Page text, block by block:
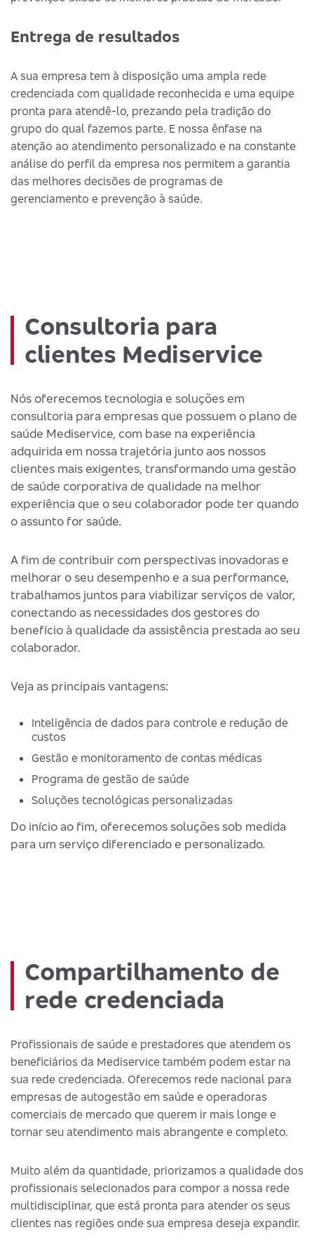
Entrega de resultados
A sua empresa tem à disposição uma ampla rede
credenciada com qualidade reconhecida e uma equipe
pronta para atendê-lo, prezando pela tradição do
grupo do qual fazemos parte. E nossa ênfase na
atenção ao atendimento personalizado e na constante
análise do perfil da empresa nos permitem a garantia
das melhores decisões de programas de
gerenciamento e prevenção à saúde.
Consultoria para
clientes Mediservice
Nós oferecemos tecnologia e soluções em
consultoria para empresas que possuem o plano de
saúde Mediservice, com base na experiência
adquirida em nossa trajetória junto aos nossos
clientes mais exigentes, transformando uma gestão
de saúde corporativa de qualidade na melhor
experiência que o seu colaborador pode ter quando
o assunto for saúde.
A fim de contribuir com perspectivas inovadoras e
melhorar o seu desempenho e a sua performance,
trabalhamos juntos para viabilizar serviços de valor,
conectando as necessidades dos gestores do
benefício à qualidade da assistência prestada ao seu
colaborador.
Veja as principais vantagens:
Inteligência de dados para controle e redução de
custos
Gestão e monitoramento de contas médicas
Programa de gestão de saúde
Soluções tecnológicas personalizadas
Do início ao fim, oferecemos soluções sob medida
para um serviço diferenciado e personalizado.
Compartilhamento de
rede credenciada
Profissionais de saúde e prestadores que atendem os
beneficiários da Mediservice também podem estar na
sua rede credenciada. Oferecemos rede nacional para
empresas de autogestão em saúde e operadoras
comerciais de mercado que querem ir mais longe e
tornar seu atendimento mais abrangente e completo.
Muito além da quantidade, priorizamos a qualidade dos
profissionais selecionados para compor a nossa rede
multidisciplinar, que está pronta para atender os seus
clientes nas regiões onde sua empresa deseja expandir.